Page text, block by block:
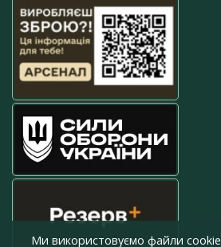
Ми використовуємо файли